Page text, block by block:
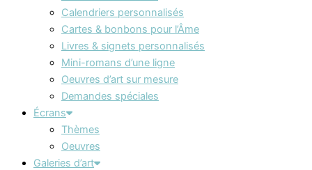
Calendriers personnalisés
Cartes & bonbons pour l’Âme
Livres & signets personnalisés
Mini-romans d’une ligne
Oeuvres d’art sur mesure
Demandes spéciales
Écrans
Thèmes
Oeuvres
Galeries d’art